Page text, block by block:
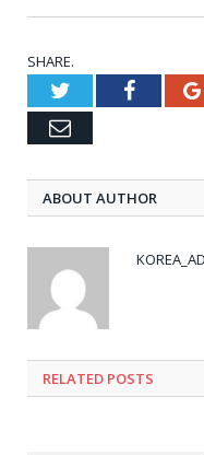
SHARE.
Twitter
Email
ABOUT AUTHOR
RELATED POSTS